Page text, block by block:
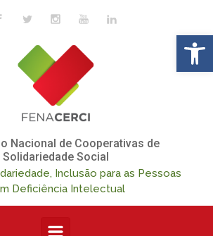
Nacional de Cooperativas de
Solidariedade Social
Inclusão para as Pessoas
Deficiência Intelectual